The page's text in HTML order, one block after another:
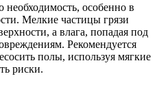
необходимость, особенно в
Мелкие частицы грязи
а влага, попадая под
Рекомендуется
полы, используя мягкие
риски.